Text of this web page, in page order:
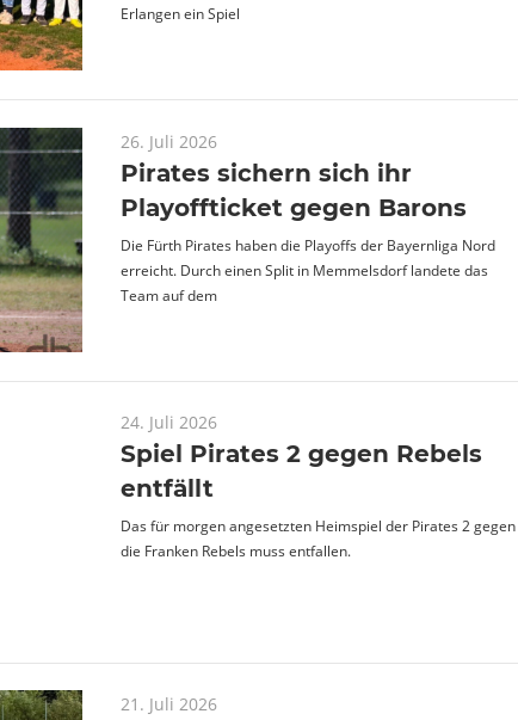
Erlangen ein Spiel
26. Juli 2026
Pirates sichern sich ihr
Playoffticket gegen Barons
Die Fürth Pirates haben die Playoffs der Bayernliga Nord
erreicht. Durch einen Split in Memmelsdorf landete das
Team auf dem
24. Juli 2026
Spiel Pirates 2 gegen Rebels
entfällt
Das für morgen angesetzten Heimspiel der Pirates 2 gegen
die Franken Rebels muss entfallen.
21. Juli 2026